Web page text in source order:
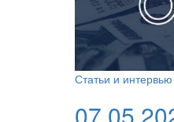
Статьи и интервью